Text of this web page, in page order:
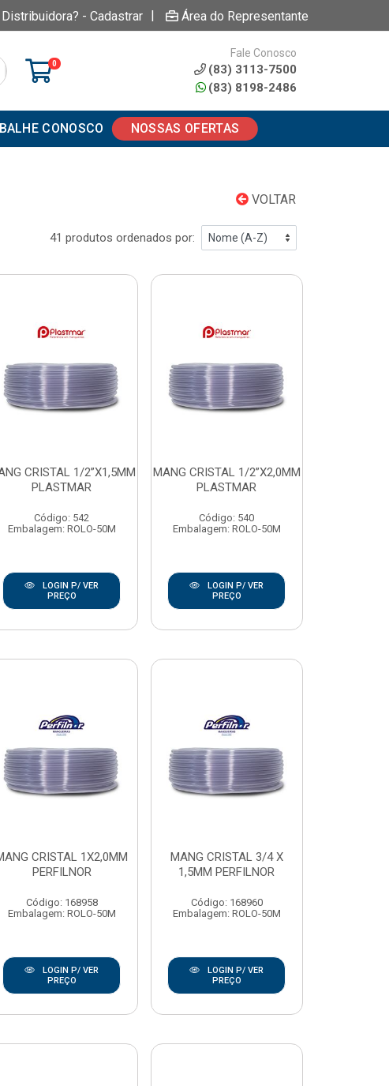
- Cadastrar | Área do Representante
0
Fale Conosco
(83) 3113-7500
(83) 8198-2486
CONOSCO NOSSAS OFERTAS
VOLTAR
41 produtos ordenados por:
CRISTAL 1/2”X1,5MM
PLASTMAR
Código: 542
Embalagem: ROLO-50M
LOGIN P/ VER
PREÇO
MANG CRISTAL 1/2”X2,0MM
PLASTMAR
Código: 540
Embalagem: ROLO-50M
LOGIN P/ VER
PREÇO
CRISTAL 1X2,0MM
PERFILNOR
Código: 168958
Embalagem: ROLO-50M
LOGIN P/ VER
PREÇO
MANG CRISTAL 3/4 X
1,5MM PERFILNOR
Código: 168960
Embalagem: ROLO-50M
LOGIN P/ VER
PREÇO